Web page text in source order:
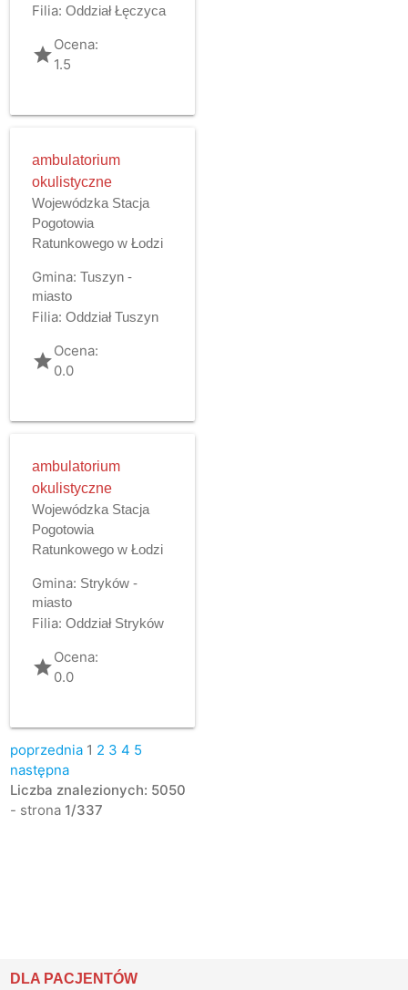
Filia: Oddział Łęczyca
gradeOcena:
1.5
ambulatorium
okulistyczne
Wojewódzka Stacja
Pogotowia
Ratunkowego w Łodzi
Gmina: Tuszyn -
miasto
Filia: Oddział Tuszyn
gradeOcena:
0.0
ambulatorium
okulistyczne
Wojewódzka Stacja
Pogotowia
Ratunkowego w Łodzi
Gmina: Stryków -
miasto
Filia: Oddział Stryków
gradeOcena:
0.0
poprzednia 1 2 3 4 5
następna
Liczba znalezionych: 5050
- strona 1/337
DLA PACJENTÓW